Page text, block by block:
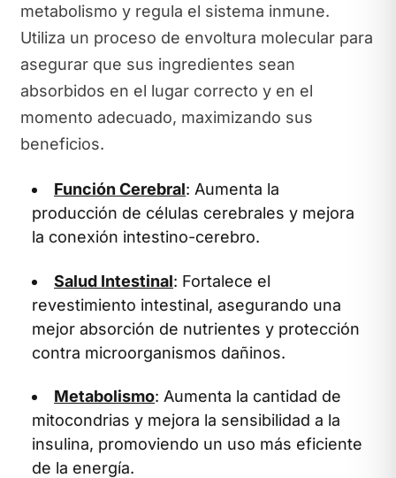
metabolismo y regula el sistema inmune.
Utiliza un proceso de envoltura molecular para
asegurar que sus ingredientes sean
absorbidos en el lugar correcto y en el
momento adecuado, maximizando sus
beneficios.
Función Cerebral: Aumenta la
producción de células cerebrales y mejora
la conexión intestino-cerebro.
Salud Intestinal: Fortalece el
revestimiento intestinal, asegurando una
mejor absorción de nutrientes y protección
contra microorganismos dañinos.
Metabolismo: Aumenta la cantidad de
mitocondrias y mejora la sensibilidad a la
insulina, promoviendo un uso más eficiente
de la energía.